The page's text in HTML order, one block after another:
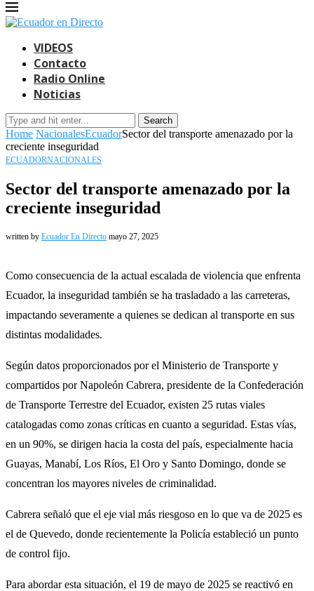
VIDEOS
Contacto
Radio Online
Noticias
Search
Home NacionalesEcuadorSector del transporte amenazado por la
creciente inseguridad
ECUADORNACIONALES
Sector del transporte amenazado por la
creciente inseguridad
written by Ecuador En Directo mayo 27, 2025
Como consecuencia de la actual escalada de violencia que enfrenta
Ecuador, la inseguridad también se ha trasladado a las carreteras,
impactando severamente a quienes se dedican al transporte en sus
distintas modalidades.
Según datos proporcionados por el Ministerio de Transporte y
compartidos por Napoleón Cabrera, presidente de la Confederación
de Transporte Terrestre del Ecuador, existen 25 rutas viales
catalogadas como zonas críticas en cuanto a seguridad. Estas vías,
en un 90%, se dirigen hacia la costa del país, especialmente hacia
Guayas, Manabí, Los Ríos, El Oro y Santo Domingo, donde se
concentran los mayores niveles de criminalidad.
Cabrera señaló que el eje vial más riesgoso en lo que va de 2025 es
el de Quevedo, donde recientemente la Policía estableció un punto
de control fijo.
Para abordar esta situación, el 19 de mayo de 2025 se reactivó en